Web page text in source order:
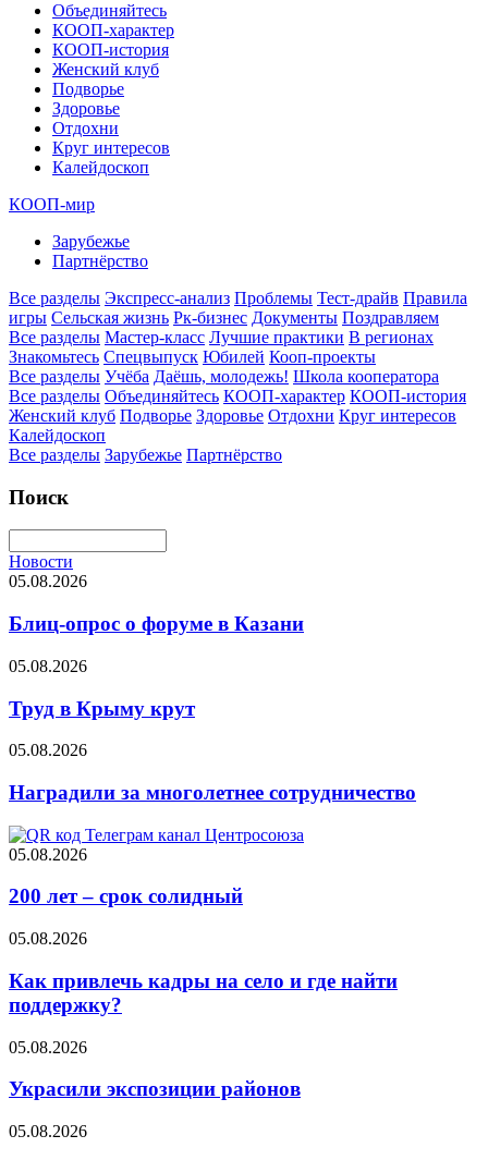
Объединяйтесь
КООП-характер
КООП-история
Женский клуб
Подворье
Здоровье
Отдохни
Круг интересов
Калейдоскоп
КООП-мир
Зарубежье
Партнёрство
Все разделы Экспресс-анализ Проблемы Тест-драйв Правила
игры Сельская жизнь Рк-бизнес Документы Поздравляем
Все разделы Мастер-класс Лучшие практики В регионах
Знакомьтесь Спецвыпуск Юбилей Кооп-проекты
Все разделы Учёба Даёшь, молодежь! Школа кооператора
Все разделы Объединяйтесь КООП-характер КООП-история
Женский клуб Подворье Здоровье Отдохни Круг интересов
Калейдоскоп
Все разделы Зарубежье Партнёрство
Поиск
Новости
05.08.2026
Блиц-опрос о форуме в Казани
05.08.2026
Труд в Крыму крут
05.08.2026
Наградили за многолетнее сотрудничество
05.08.2026
200 лет – срок солидный
05.08.2026
Как привлечь кадры на село и где найти
поддержку?
05.08.2026
Украсили экспозиции районов
05.08.2026